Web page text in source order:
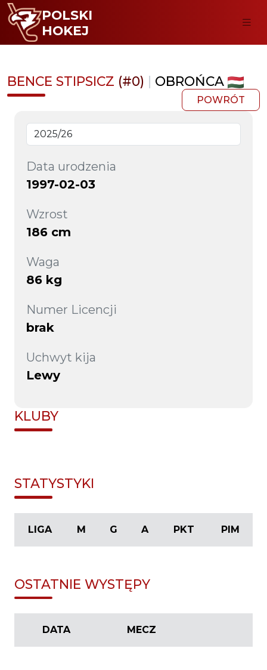
POLSKI
HOKEJ
BENCE STIPSICZ (#0) | OBROŃCA
POWRÓT
Data urodzenia
1997-02-03
Wzrost
186 cm
Waga
86 kg
Numer Licencji
brak
Uchwyt kija
Lewy
KLUBY
STATYSTYKI
LIGA M G A PKT PIM
OSTATNIE WYSTĘPY
DATA MECZ